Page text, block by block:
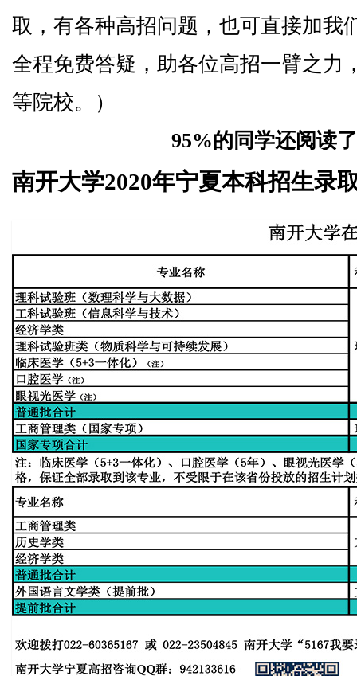
取，有各种高招问题，也可直接加我
全程免费答疑，助各位高招一臂之力
等院校。）
95%的同学还阅读
南开大学2020年宁夏本科招生录